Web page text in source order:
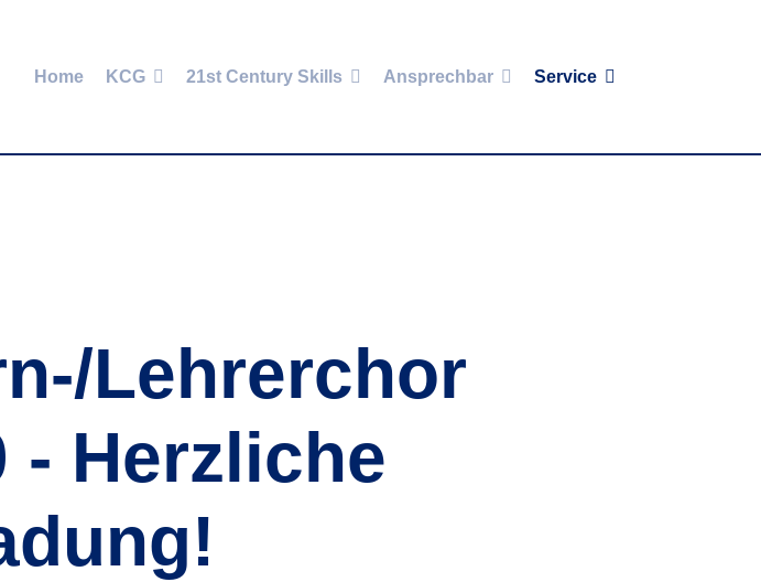
Home KCG 21st Century Skills Ansprechbar Service
Lehrerchor
- Herzliche